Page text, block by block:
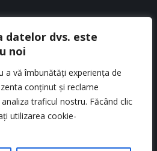
datelor dvs. este
noi
a vă îmbunătăți experiența de
conținut și reclame
traficul nostru. Făcând clic
utilizarea cookie-
metalice